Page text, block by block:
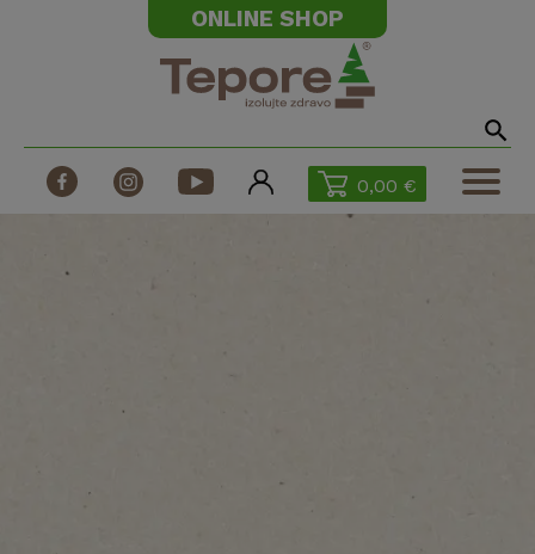
0,00 €
Technické dokumenty
ONLINE SHOP